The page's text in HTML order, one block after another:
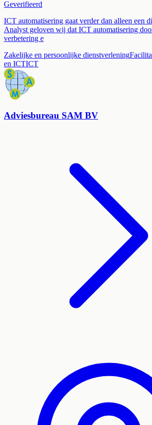
Geverifieerd
ICT automatisering gaat verder dan alleen een
Analyst geloven wij dat ICT automatisering
verbetering e
Zakelijke en persoonlijke dienstverlening
en ICTICT
Adviesbureau SAM BV